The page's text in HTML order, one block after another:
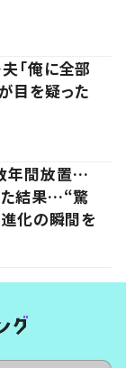
「俺に全部
目を疑った
年間放置…
た結果…“驚
進化の瞬間を